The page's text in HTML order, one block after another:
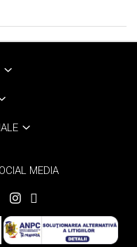
MEDIA